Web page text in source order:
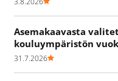
Asemakaavasta
kouluympäristön
31.7.2026